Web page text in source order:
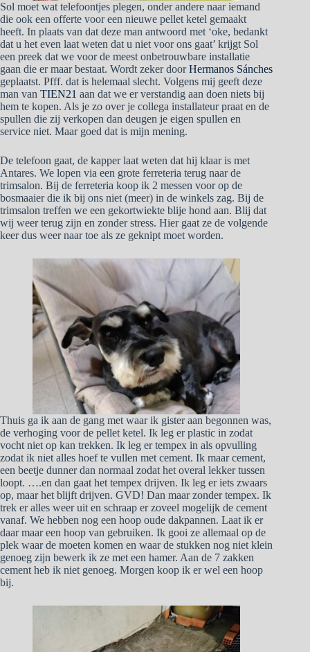
Sol moet wat telefoontjes plegen, onder andere naar iemand
die ook een offerte voor een nieuwe pellet ketel gemaakt
heeft. In plaats van dat deze man antwoord met ‘oke, bedankt
dat u het even laat weten dat u niet voor ons gaat’ krijgt Sol
een preek dat we voor de meest onbetrouwbare installatie
gaan die er maar bestaat. Wordt zeker doorHermanos Sánches
geplaatst. Pfff. dat is helemaal slecht. Volgens mij geeft deze
man van TIEN21 aan dat we er verstandig aan doen niets bij
hem te kopen. Als je zo over je collega installateur praat en de
spullen die zij verkopen dan deugen je eigen spullen en
service niet. Maar goed dat is mijn mening.
De telefoon gaat, de kapper laat weten dat hij klaar is met
Antares. We lopen via een grote ferreteria terug naar de
trimsalon. Bij de ferreteria koop ik 2 messen voor op de
bosmaaier die ik bij ons niet (meer) in de winkels zag. Bij de
trimsalon treffen we een gekortwiekte blije hond aan. Blij dat
wij weer terug zijn en zonder stress. Hier gaat ze de volgende
keer dus weer naar toe als ze geknipt moet worden.
Thuis ga ik aan de gang met waar ik gister aan begonnen was,
de verhoging voor de pellet ketel. Ik leg er plastic in zodat
vocht niet op kan trekken. Ik leg er tempex in als opvulling
zodat ik niet alles hoef te vullen met cement. Ik maar cement,
een beetje dunner dan normaal zodat het overal lekker tussen
loopt. ….en dan gaat het tempex drijven. Ik leg er iets zwaars
op, maar het blijft drijven. GVD! Dan maar zonder tempex. Ik
trek er alles weer uit en schraap er zoveel mogelijk de cement
vanaf. We hebben nog een hoop oude dakpannen. Laat ik er
daar maar een hoop van gebruiken. Ik gooi ze allemaal op de
plek waar de moeten komen en waar de stukken nog niet klein
genoeg zijn bewerk ik ze met een hamer. Aan de 7 zakken
cement heb ik niet genoeg. Morgen koop ik er wel een hoop
bij.